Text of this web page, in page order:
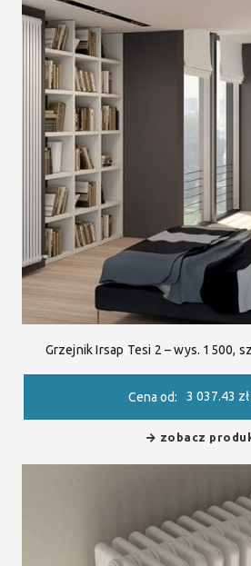
Grzejnik Irsap Tesi 2 – wys. 1500,
Cena od: 3 037.43 zł
zobacz